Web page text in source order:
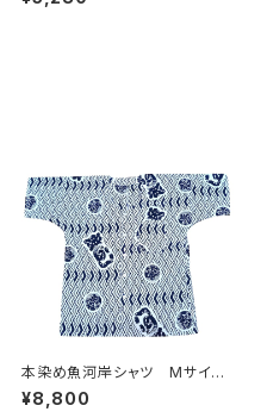
晒 平和柄 黒×ピンク水色グ
本染め魚河岸シャツ Mサイ
ズ 認定証付き 木綿晒 菱青
海波×伝統魚河岸柄 白×紺
¥8,800